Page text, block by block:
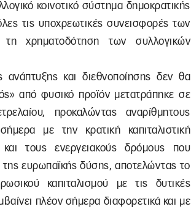
κοινοτικό σύστημα δημοκρατικής
τις υποχρεωτικές συνεισφορές των
τη χρηματοδότηση των συλλογικών
και διεθνοποίησης δεν θα
από φυσικό προϊόν μετατράπηκε σε
προκαλώντας αναρίθμητους
με την κρατική καπιταλιστική
τους ενεργειακούς δρόμους που
της ευρωπαϊκής δύσης, αποτελώντας το
καπιταλισμού με τις δυτικές
πλέον σήμερα διαφορετικά και με